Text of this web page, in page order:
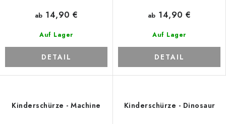
Auf Lager
ab 14,90 €
DETAIL
Auf Lager
ab 14,90 €
DETAIL
Kinderschürze - Machine Kinderschürze - Dinosaur